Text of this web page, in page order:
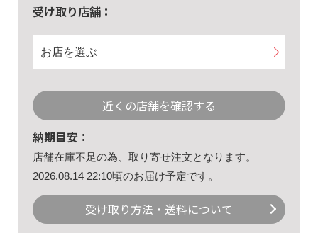
受け取り店舗：
お店を選ぶ
近くの店舗を確認する
納期目安：
店舗在庫不足の為、取り寄せ注文となります。
2026.08.14 22:10頃のお届け予定です。
受け取り方法・送料について